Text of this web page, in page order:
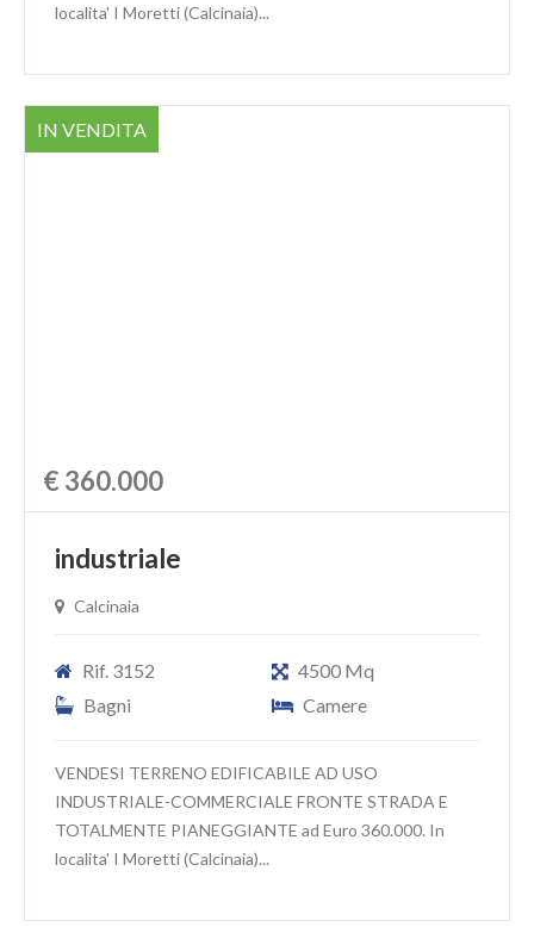
localita' I Moretti (Calcinaia)...
IN VENDITA
€ 360.000
industriale
Calcinaia
Rif. 3152
4500 Mq
Bagni
Camere
VENDESI TERRENO EDIFICABILE AD USO
INDUSTRIALE-COMMERCIALE FRONTE STRADA E
TOTALMENTE PIANEGGIANTE ad Euro 360.000. In
localita' I Moretti (Calcinaia)...